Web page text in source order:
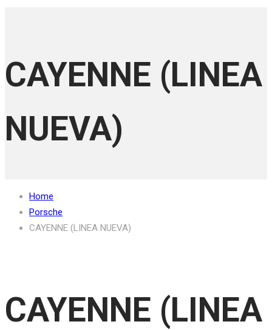
CAYENNE (LINEA
NUEVA)
Home
Porsche
CAYENNE (LINEA NUEVA)
CAYENNE (LINEA